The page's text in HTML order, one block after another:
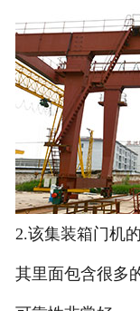
2.该集装箱门机
其里面包含很多